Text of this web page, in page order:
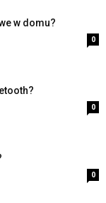
w domu?
0
0
0